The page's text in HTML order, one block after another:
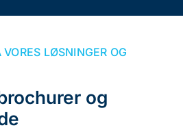
LØSNINGER OG
og